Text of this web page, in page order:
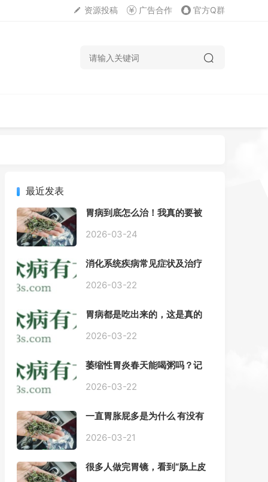
资源投稿 广告合作 官方Q群
最近发表
胃病到底怎么治！我真的要被
2026-03-24
消化系统疾病常见症状及治疗
案
2026-03-22
胃病都是吃出来的，这是真的
2026-03-22
萎缩性胃炎春天能喝粥吗？记
2026-03-22
一直胃胀屁多是为什么 有没有
2026-03-21
很多人做完胃镜，看到“肠上皮